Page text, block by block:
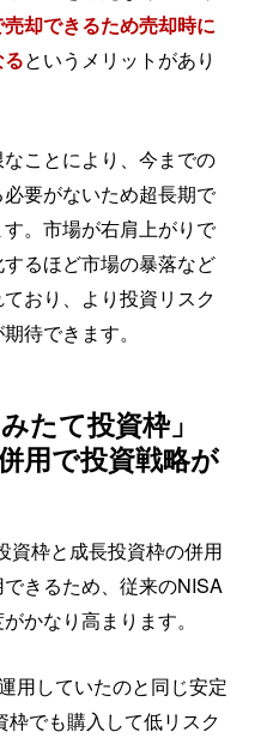
却できるため売却時に
というメリットがあり
ことにより、今までの
要がないため超長期で
。市場が右肩上がりで
るほど市場の暴落など
おり、より投資リスク
待できます。
たて投資枠」
用で投資戦略が
資枠と成長投資枠の併用
きるため、従来のNISA
かなり高まります。
用していたのと同じ安定
でも購入して低リスク